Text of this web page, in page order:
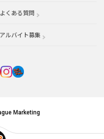
よくある質問
アルバイト募集 （別ウィンドウで開く
Marketing